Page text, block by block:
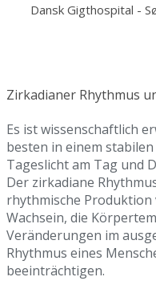
Dansk Gigthospital -
Zirkadianer Rhythmus
Es ist wissenschaftlich
besten in einem
Tageslicht am Tag und
Der zirkadiane
rhythmische Produktion
Wachsein, die
Veränderungen im
Rhythmus eines
beeinträchtigen.